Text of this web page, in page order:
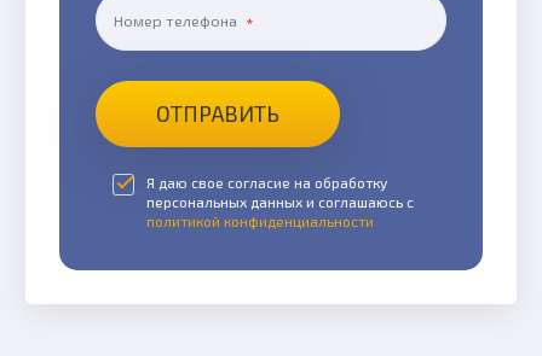
Номер телефона
ОТПРАВИТЬ
Я даю свое согласие на обработку
персональных данных и соглашаюсь с
политикой конфиденциальности